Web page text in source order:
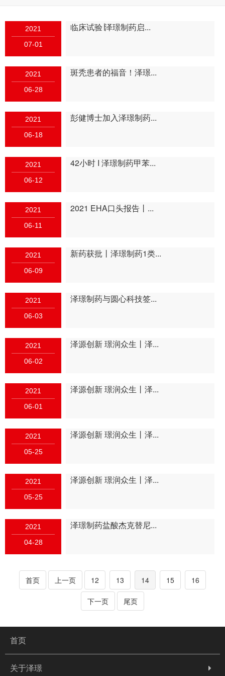
2021
07-01
临床试验∣泽璟制药启...
2021
06-28
斑秃患者的福音！泽璟...
2021
06-18
彭健博士加入泽璟制药...
2021
06-12
42小时 I 泽璟制药甲苯...
2021
06-11
2021 EHA口头报告丨...
2021
06-09
新药获批丨泽璟制药1类...
2021
06-03
泽璟制药与圆心科技签...
2021
06-02
泽源创新 璟润众生丨泽...
2021
06-01
泽源创新 璟润众生丨泽...
2021
05-25
泽源创新 璟润众生丨泽...
2021
05-25
泽源创新 璟润众生丨泽...
2021
04-28
泽璟制药盐酸杰克替尼...
首页 上一页 12 13 14 15 16
下一页 尾页
首页
关于泽璟